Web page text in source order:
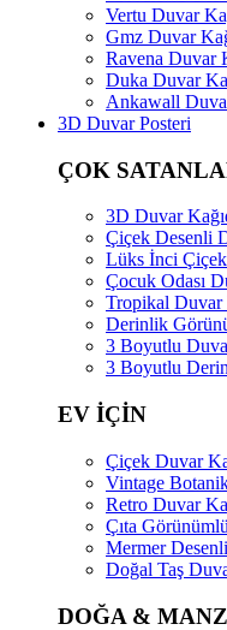
Vertu Duvar
Gmz Duvar
Ravena Duvar
Duka Duvar
Ankawall
3D Duvar Posteri
ÇOK
3D Duvar
Çiçek Desenli
Lüks İnci
Çocuk Odası
Tropikal Duvar
Derinlik
3 Boyutlu
3 Boyutlu
EV İÇİN
Çiçek Duvar
Vintage
Retro Duvar
Çıta
Mermer
Doğal Taş
DOĞA &